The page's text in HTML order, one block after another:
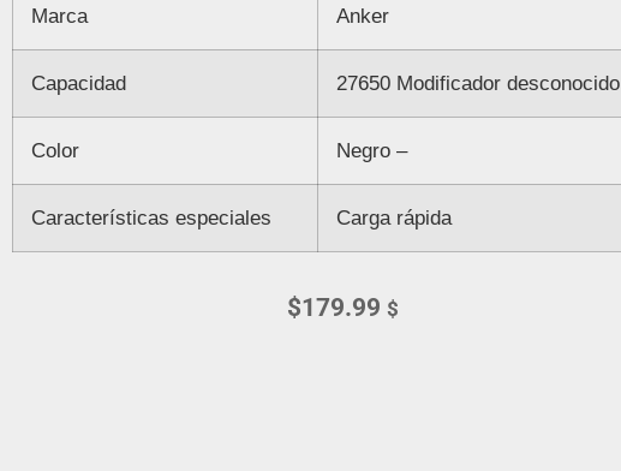
Marca Anker
Capacidad 27650 Modificador desconocido
Color Negro –
Características especiales Carga rápida
$179.99 $